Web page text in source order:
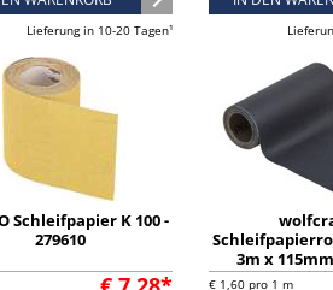
Lieferung in 10-20 Tagen¹
Schleifpapier K 100 -
279610
3m x
€ 1,60 pro 1 m